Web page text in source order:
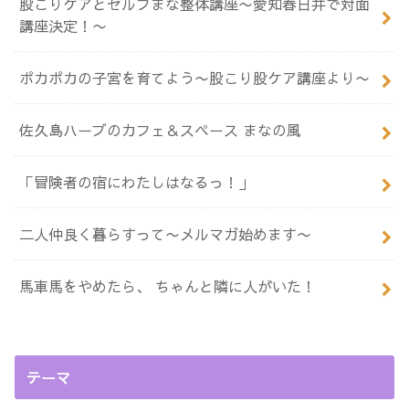
講座決定！〜
ポカポカの子宮を育てよう〜股こり股ケア講座より〜
佐久島ハーブのカフェ＆スペース まなの風
「冒険者の宿にわたしはなるっ！」
二人仲良く暮らすって〜メルマガ始めます〜
馬車馬をやめたら、 ちゃんと隣に人がいた！
テーマ